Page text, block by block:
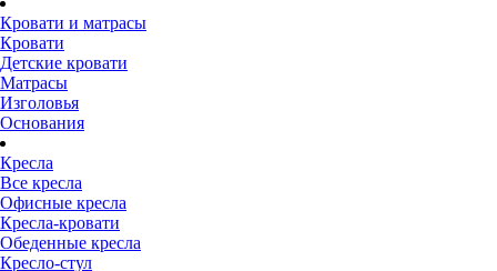
Кровати и матрасы
Кровати
Детские кровати
Матрасы
Изголовья
Основания
Кресла
Все кресла
Офисные кресла
Кресла-кровати
Обеденные кресла
Кресло-стул